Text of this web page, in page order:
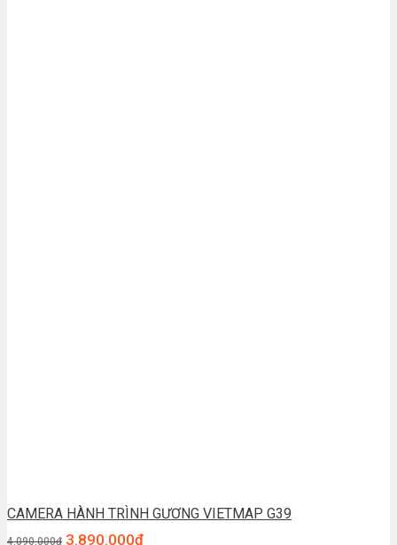
CAMERA HÀNH TRÌNH GƯƠNG VIETMAP G39
4.090.000₫ 3.890.000₫